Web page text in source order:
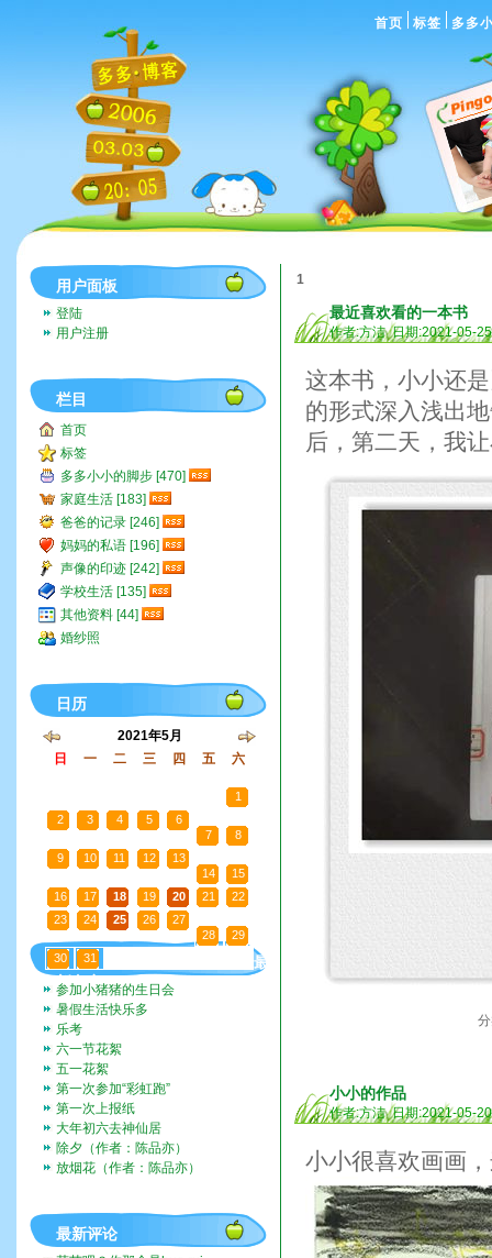
首页 标签 多多
1
最近喜欢看的一本书
作者:方洁 日期:2021-05-25
这本书，小小还
的形式深入浅出
后，第二天，我
小小的作品
作者:方洁 日期:2021-05-20
小小很喜欢画画
用户面板
登陆
用户注册
栏目
首页
标签
多多小小的脚步 [470]
家庭生活 [183]
爸爸的记录 [246]
妈妈的私语 [196]
声像的印迹 [242]
学校生活 [135]
其他资料 [44]
婚纱照
日历
2021年5月
日
一 二 三 四 五 六
1
2
3 4 5
6
7
8
9
10 11 12
13
14
15
16
17 18 19 20 21
22
23
24 25 26
27
28
29
30
31
最
新文章
参加小猪猪的生日会
暑假生活快乐多
乐考
六一节花絮
五一花絮
第一次参加“彩虹跑”
第一次上报纸
大年初六去神仙居
除夕（作者：陈品亦）
放烟花（作者：陈品亦）
最新评论